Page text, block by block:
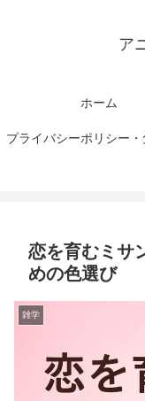
ア
ホーム
プライバシーポリシー
恋を育むミサ
めの色選び
雑学